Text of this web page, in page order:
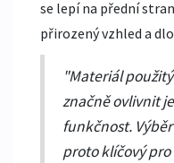
se lepí na přední
přirozený vzhled a
"Materiál
značně ovlivnit
funkčnost.
proto klíčový